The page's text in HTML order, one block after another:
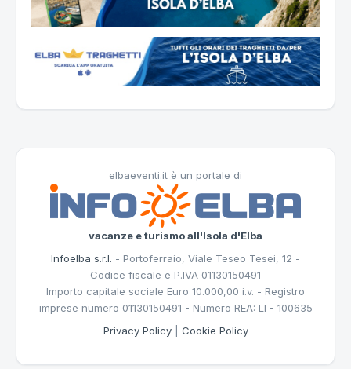
elbaeventi.it è un portale di
vacanze e turismo all'Isola d'Elba
Infoelba s.r.l. - Portoferraio, Viale Teseo Tesei, 12 -
Codice fiscale e P.IVA 01130150491
Importo capitale sociale Euro 10.000,00 i.v. - Registro
imprese numero 01130150491 - Numero REA: LI - 100635
Privacy Policy| Cookie Policy